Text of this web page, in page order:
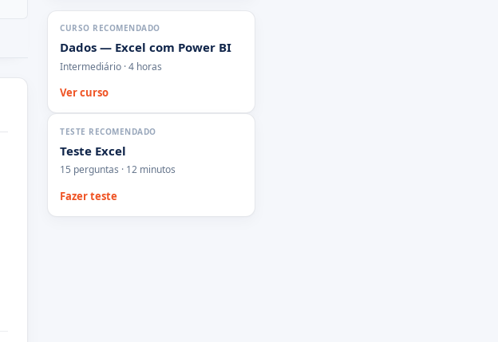
CURSO RECOMENDADO
Dados — Excel com Power BI
Intermediário · 4 horas
Ver curso
TESTE RECOMENDADO
Teste Excel
15 perguntas · 12 minutos
Fazer teste